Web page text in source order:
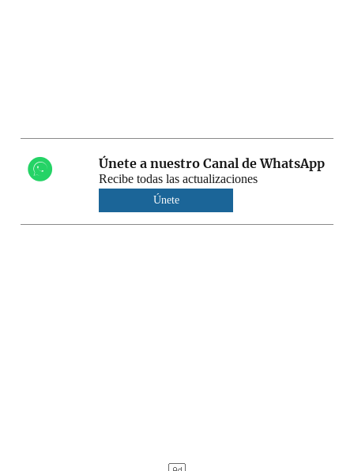
Únete a nuestro Canal de WhatsApp
Recibe todas las actualizaciones
Únete